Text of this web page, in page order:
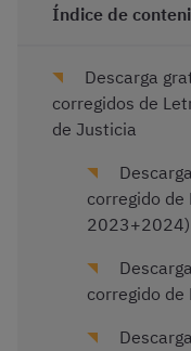
Índice de
Descarga
corregidos de
de Justicia
corregido de
2023+2024)
corregido de